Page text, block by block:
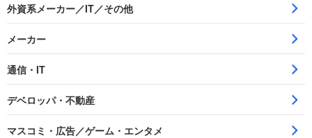
外資系メーカー／IT／その他
メーカー
通信・IT
デベロッパ・不動産
マスコミ・広告／ゲーム・エンタメ